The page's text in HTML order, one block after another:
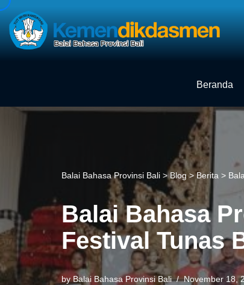
Skip
to
Beranda
Balai Bahasa Provinsi Bali >Blog>Berita >
Balai Bahasa
Festival Tunas
byBalai Bahasa Provinsi Bali November 18,